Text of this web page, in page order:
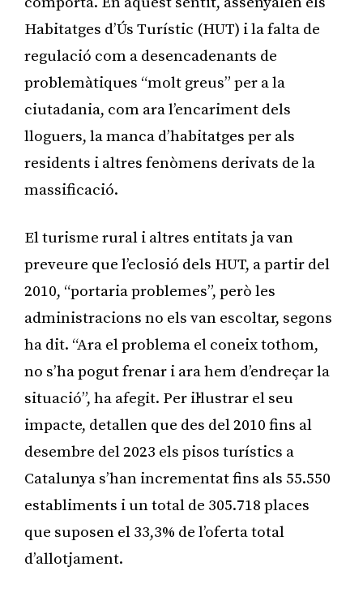
Habitatges d’Ús Turístic (HUT) i la falta de
regulació com a desencadenants de
problemàtiques “molt greus” per a la
ciutadania, com ara l’encariment dels
lloguers, la manca d’habitatges per als
residents i altres fenòmens derivats de la
massificació.
El turisme rural i altres entitats ja van
preveure que l’eclosió dels HUT, a partir del
2010, “portaria problemes”, però les
administracions no els van escoltar, segons
ha dit. “Ara el problema el coneix tothom,
no s’ha pogut frenar i ara hem d’endreçar la
situació”, ha afegit. Per il·lustrar el seu
impacte, detallen que des del 2010 fins al
desembre del 2023 els pisos turístics a
Catalunya s’han incrementat fins als 55.550
establiments i un total de 305.718 places
que suposen el 33,3% de l’oferta total
d’allotjament.